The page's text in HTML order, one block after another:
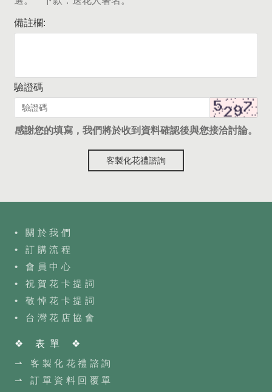
備註欄:
驗證碼
感謝您的填寫，我們將於收到資料確認後與您接洽討論。
客製化花禮諮詢
• 關於我們
• 訂購流程
• 會員中心
• 祝賀花卡提詞
• 敬悼花卡提詞
• 台灣花店協會
❖ 表單 ❖
⇀ 客製化花禮諮詢
⇀ 訂單資料回覆單